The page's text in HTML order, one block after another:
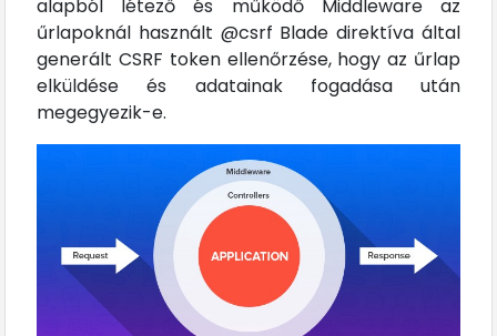
alapból létező és működő Middleware az
űrlapoknál használt @csrf Blade direktíva által
generált CSRF token ellenőrzése, hogy az űrlap
elküldése és adatainak fogadása után
megegyezik-e.